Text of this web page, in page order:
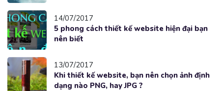
14/07/2017
5 phong cách thiết kế website hiện đại bạn
nên biết
13/07/2017
Khi thiết kế website, bạn nên chọn ảnh định
dạng nào PNG, hay JPG ?